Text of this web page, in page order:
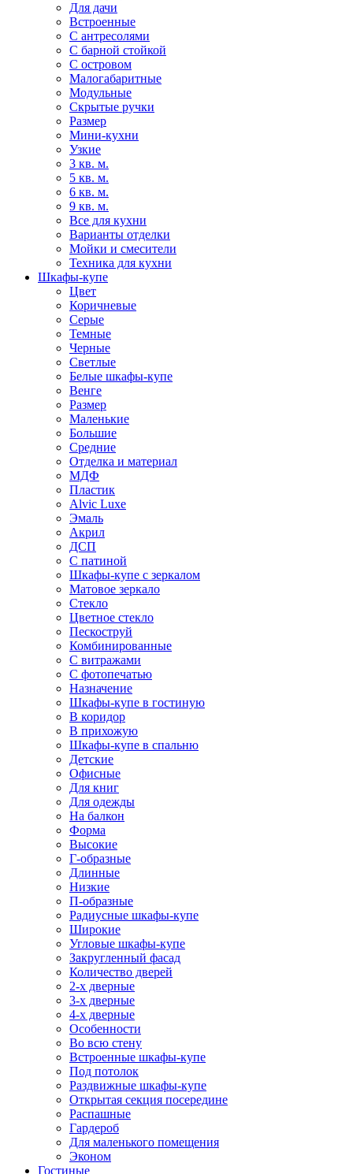
Для дачи
Встроенные
С антресолями
С барной стойкой
С островом
Малогабаритные
Модульные
Скрытые ручки
Размер
Мини-кухни
Узкие
3 кв. м.
5 кв. м.
6 кв. м.
9 кв. м.
Все для кухни
Варианты отделки
Мойки и смесители
Техника для кухни
Шкафы-купе
Цвет
Коричневые
Серые
Темные
Черные
Светлые
Белые шкафы-купе
Венге
Размер
Маленькие
Большие
Средние
Отделка и материал
МДФ
Пластик
Alvic Luxe
Эмаль
Акрил
ДСП
С патиной
Шкафы-купе с зеркалом
Матовое зеркало
Стекло
Цветное стекло
Пескоструй
Комбинированные
С витражами
С фотопечатью
Назначение
Шкафы-купе в гостиную
В коридор
В прихожую
Шкафы-купе в спальню
Детские
Офисные
Для книг
Для одежды
На балкон
Форма
Высокие
Г-образные
Длинные
Низкие
П-образные
Радиусные шкафы-купе
Широкие
Угловые шкафы-купе
Закругленный фасад
Количество дверей
2-х дверные
3-х дверные
4-х дверные
Особенности
Во всю стену
Встроенные шкафы-купе
Под потолок
Раздвижные шкафы-купе
Открытая секция посередине
Распашные
Гардероб
Для маленького помещения
Эконом
Гостиные